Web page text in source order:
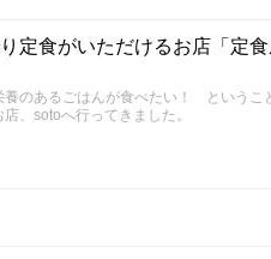
定食がいただけるお店「定食
のあるごはんが食べたい！ というこ
、sotoへ行ってきました。